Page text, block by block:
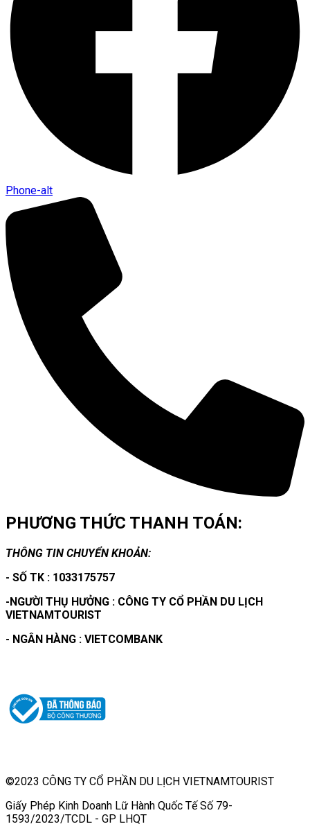
Phone-alt
PHƯƠNG THỨC THANH TOÁN:
THÔNG TIN CHUYỂN KHOẢN:
- SỐ TK : 1033175757
-NGƯỜI THỤ HƯỞNG : CÔNG TY CỔ PHẦN DU LỊCH
VIETNAMTOURIST
- NGÂN HÀNG : VIETCOMBANK
©2023 CÔNG TY CỔ PHẦN DU LỊCH VIETNAMTOURIST
Giấy Phép Kinh Doanh Lữ Hành Quốc Tế Số 79-
1593/2023/TCDL - GP LHQT